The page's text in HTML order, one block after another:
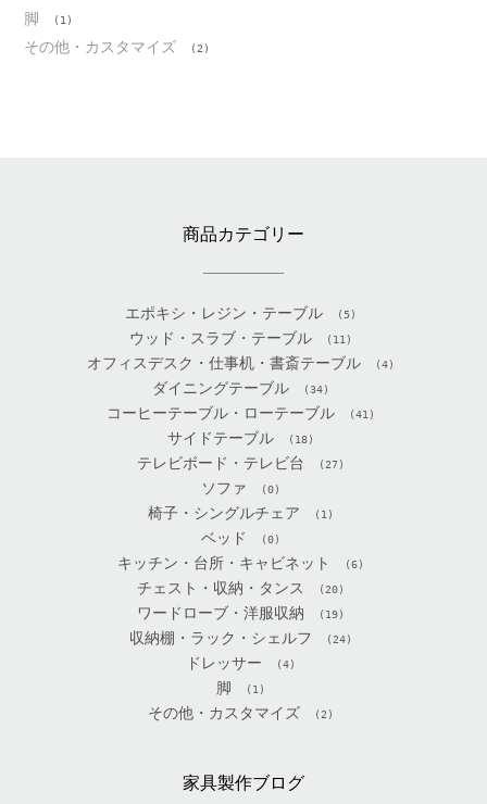
脚 (1)
その他・カスタマイズ (2)
商品カテゴリー
エポキシ・レジン・テーブル (5)
ウッド・スラブ・テーブル (11)
オフィスデスク・仕事机・書斎テーブル (4)
ダイニングテーブル (34)
コーヒーテーブル・ローテーブル (41)
サイドテーブル (18)
テレビボード・テレビ台 (27)
ソファ (0)
椅子・シングルチェア (1)
ベッド (0)
キッチン・台所・キャビネット (6)
チェスト・収納・タンス (20)
ワードローブ・洋服収納 (19)
収納棚・ラック・シェルフ (24)
ドレッサー (4)
脚 (1)
その他・カスタマイズ (2)
家具製作ブログ